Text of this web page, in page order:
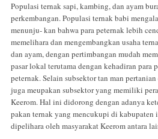
Populasi ternak sapi, kambing, dan ayam
perkembangan. Populasi ternak babi
menunju- kan bahwa para peternak lebih
memelihara dan mengembangkan usaha
dan ayam, dengan pertimbangan mudah
pasar lokal terutama dengan kehadiran para
peternak. Selain subsektor tan man
juga meupakan subsektor yang memiliki
Keerom. Hal ini didorong dengan adanya
pakan ternak yang mencukupi di kabupaten
dipelihara oleh masyarakat Keerom antara